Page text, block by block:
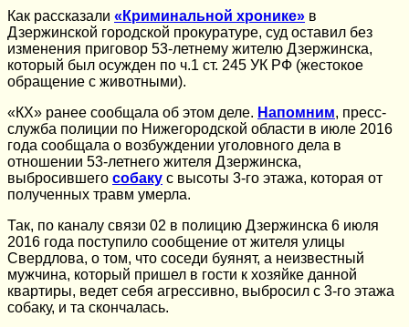
Как рассказали «Криминальной хронике» в
Дзержинской городской прокуратуре, суд оставил без
изменения приговор 53-летнему жителю Дзержинска,
который был осужден по ч.1 ст. 245 УК РФ (жестокое
обращение с животными).
«КХ» ранее сообщала об этом деле. Напомним, пресс-
служба полиции по Нижегородской области в июле 2016
года сообщала о возбуждении уголовного дела в
отношении 53-летнего жителя Дзержинска,
выбросившего собаку с высоты 3-го этажа, которая от
полученных травм умерла.
Так, по каналу связи 02 в полицию Дзержинска 6 июля
2016 года поступило сообщение от жителя улицы
Свердлова, о том, что соседи буянят, а неизвестный
мужчина, который пришел в гости к хозяйке данной
квартиры, ведет себя агрессивно, выбросил с 3-го этажа
собаку, и та скончалась.